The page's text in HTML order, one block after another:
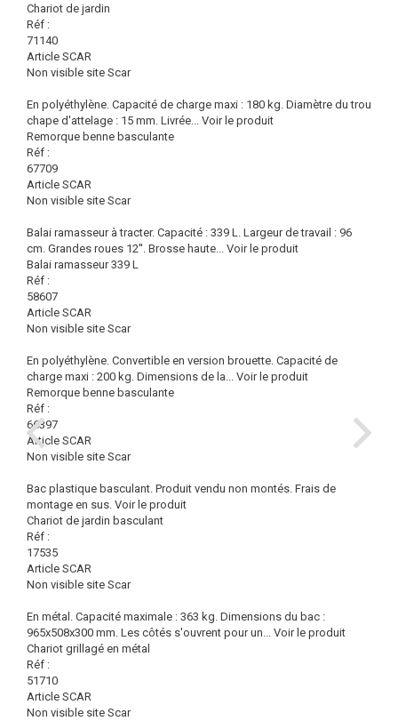
Chariot de jardin
Réf :
71140
Article SCAR
Non visible site Scar
En polyéthylène. Capacité de charge maxi : 180 kg. Diamètre du trou
chape d'attelage : 15 mm. Livrée... Voir le produit
Remorque benne basculante
Réf :
67709
Article SCAR
Non visible site Scar
Balai ramasseur à tracter. Capacité : 339 L. Largeur de travail : 96
cm. Grandes roues 12''. Brosse haute... Voir le produit
Balai ramasseur 339 L
Réf :
58607
Article SCAR
Non visible site Scar
En polyéthylène. Convertible en version brouette. Capacité de
charge maxi : 200 kg. Dimensions de la... Voir le produit
Remorque benne basculante
Réf :
66397
Article SCAR
Non visible site Scar
Bac plastique basculant. Produit vendu non montés. Frais de
montage en sus. Voir le produit
Chariot de jardin basculant
Réf :
17535
Article SCAR
Non visible site Scar
En métal. Capacité maximale : 363 kg. Dimensions du bac :
965x508x300 mm. Les côtés s'ouvrent pour un... Voir le produit
Chariot grillagé en métal
Réf :
51710
Article SCAR
Non visible site Scar